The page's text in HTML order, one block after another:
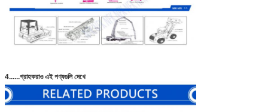
4......গ্রাহকরাও এই পণ্যগুলি দেখে